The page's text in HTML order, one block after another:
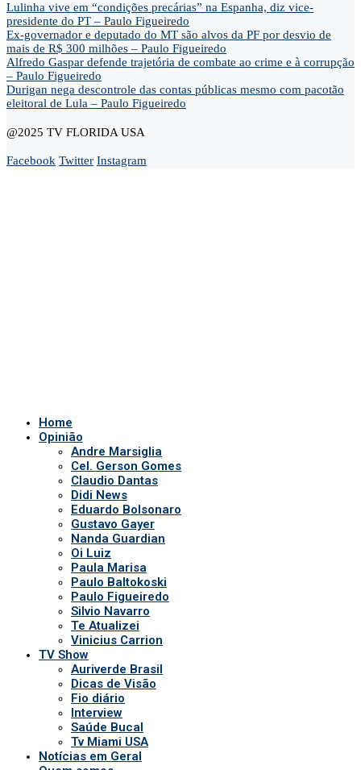
Lulinha vive em “condições precárias” na Espanha, diz vice-
presidente do PT – Paulo Figueiredo
Ex-governador e deputado do MT são alvos da PF por desvio de
mais de R$ 300 milhões – Paulo Figueiredo
Alfredo Gaspar defende trajetória de combate ao crime e à corrupção
– Paulo Figueiredo
Durigan nega descontrole das contas públicas mesmo com pacotão
eleitoral de Lula – Paulo Figueiredo
@2025 TV FLORIDA USA
Facebook Twitter Instagram
Vinicius Carrion
TV Show
Auriverde Brasil
Dicas de Visão
Fio diário
Interview
Saúde Bucal
Tv Miami USA
Notícias em Geral
Quem somos
POLÍTICA DE PRIVACIDADE
APP DA TV
Comerciais
Ao vivo
Patronos